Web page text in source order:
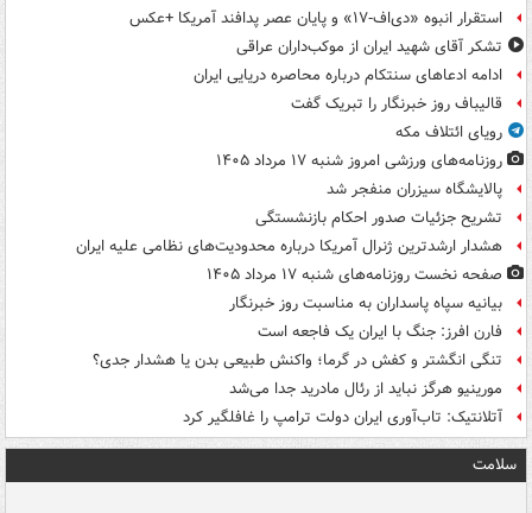
استقرار انبوه «دی‌اف‑۱۷» و پایان عصر پدافند آمریکا +عکس
تشکر آقای شهید ایران از موکب‌داران عراقی
ادامه ادعاهای سنتکام درباره محاصره دریایی ایران
قالیباف روز خبرنگار را تبریک گفت
رویای ائتلاف مکه
روزنامه‌های ورزشی امروز ‌شنبه ۱۷ مرداد ۱۴۰۵
پالایشگاه سیزران منفجر شد
تشریح جزئیات صدور احکام بازنشستگی
هشدار ارشدترین ژنرال آمریکا درباره محدودیت‌های نظامی علیه ایران
صفحه نخست روزنامه‌های شنبه ۱۷ مرداد ۱۴۰۵
بیانیه سپاه پاسداران به مناسبت روز خبرنگار
فارن افرز: جنگ با ایران یک فاجعه است
تنگی انگشتر و کفش در گرما؛ واکنش طبیعی بدن یا هشدار جدی؟
مورینیو هرگز نباید از رئال مادرید جدا می‌شد
آتلانتیک: تاب‌آوری ایران دولت ترامپ را غافلگیر کرد
سلامت